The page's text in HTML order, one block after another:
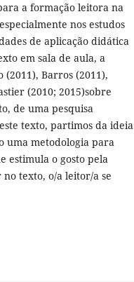
a formação leitora na
nos estudos
de aplicação didática
em sala de aula, a
(2011), Barros (2011),
(2010; 2015)sobre
de uma pesquisa
texto, partimos da ideia
uma metodologia para
estimula o gosto pela
texto, o/a leitor/a se